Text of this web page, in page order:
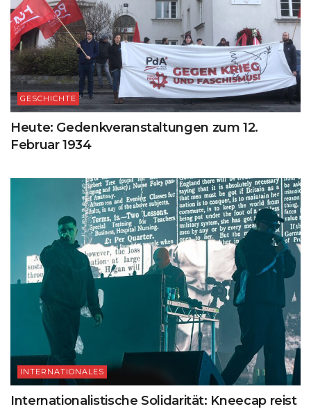
GESCHICHTE
Heute: Gedenkveranstaltungen zum 12.
Februar 1934
INTERNATIONALES
Internationalistische Solidarität: Kneecap reist